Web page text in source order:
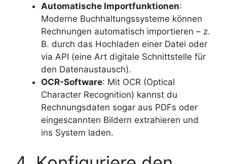
Automatische Importfunktionen:
Moderne Buchhaltungssysteme können
Rechnungen automatisch importieren – z.
B. durch das Hochladen einer Datei oder
via API (eine Art digitale Schnittstelle für
den Datenaustausch).
OCR-Software: Mit OCR (Optical
Character Recognition) kannst du
Rechnungsdaten sogar aus PDFs oder
eingescannten Bildern extrahieren und
ins System laden.